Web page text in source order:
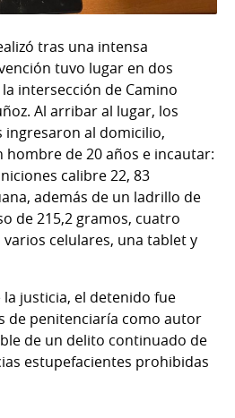
tras una intensa
tuvo lugar en dos
intersección de Camino
Al arribar al lugar, los
al domicilio,
de 20 años e incautar:
calibre 22, 83
además de un ladrillo de
de 215,2 gramos, cuatro
celulares, una tablet y
justicia, el detenido fue
de penitenciaría como autor
de un delito continuado de
estupefacientes prohibidas